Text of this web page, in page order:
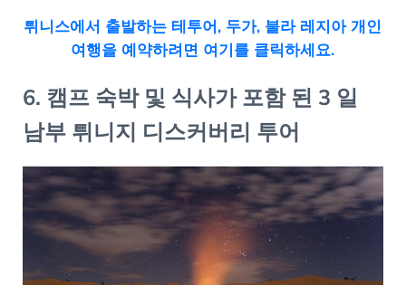
튀니스에서 출발하는 테투어, 두가, 불라 레지아 개인
여행을 예약하려면 여기를 클릭하세요.
6. 캠프 숙박 및 식사가 포함 된 3 일
남부 튀니지 디스커버리 투어